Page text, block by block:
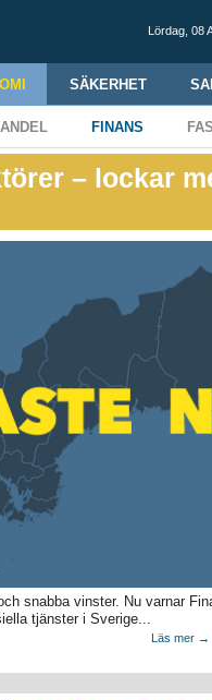
Lördag, 08
SÄKERHET
FINANS
– lockar
snabba vinster. Nu varnar
tjänster i Sverige...
Läs mer →